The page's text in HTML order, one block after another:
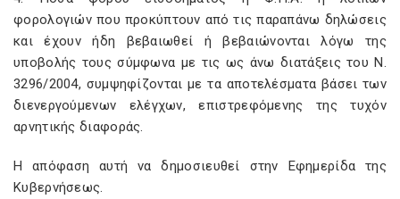
φορολογιών που προκύπτουν από τις παραπάνω δηλώσεις
και έχουν ήδη βεβαιωθεί ή βεβαιώνονται λόγω της
υποβολής τους σύμφωνα με τις ως άνω διατάξεις του Ν.
3296/2004, συμψηφίζονται με τα αποτελέσματα βάσει των
διενεργούμενων ελέγχων, επιστρεφόμενης της τυχόν
αρνητικής διαφοράς.
Η απόφαση αυτή να δημοσιευθεί στην Εφημερίδα της
Κυβερνήσεως.